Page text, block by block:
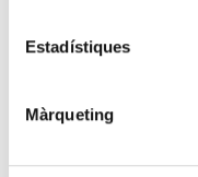
Estadístiques
Màrqueting
ambiental
09-07-2026